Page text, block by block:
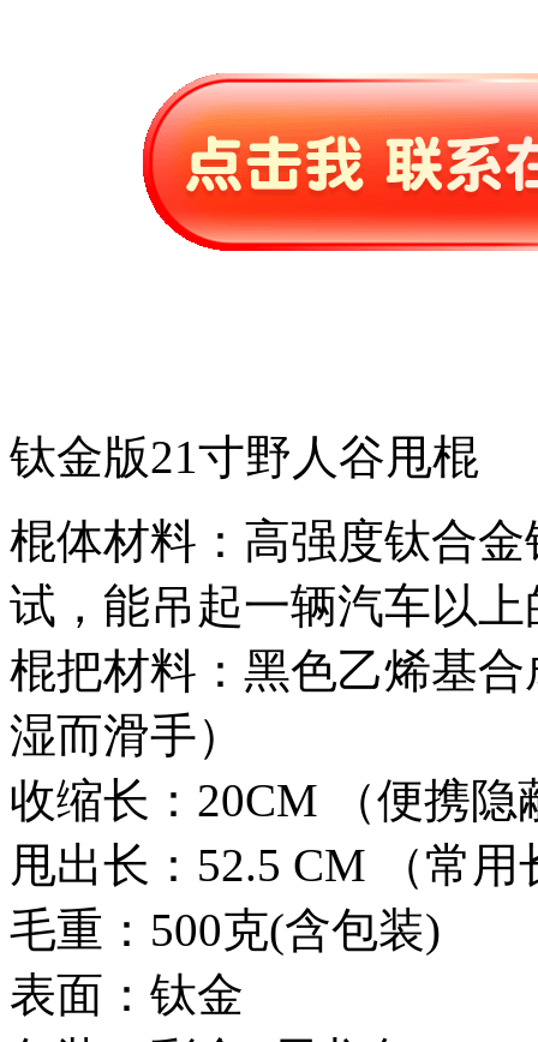
钛金版21寸野人谷甩棍
棍体材料：高强度钛合
试，能吊起一辆汽车以
棍把材料：黑色乙烯基
湿而滑手）
收缩长：20CM （便携隐
甩出长：52.5 CM （常用
毛重：500克(含包装)
表面：钛金